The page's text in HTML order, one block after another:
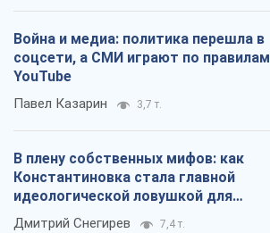
Война и медиа: политика перешла в
соцсети, а СМИ играют по правилам
YouTube
Павел Казарин 3,7 т.
В плену собственных мифов: как
Константиновка стала главной
идеологической ловушкой для
российских оккупантов
Дмитрий Снегирев 7,4 т.